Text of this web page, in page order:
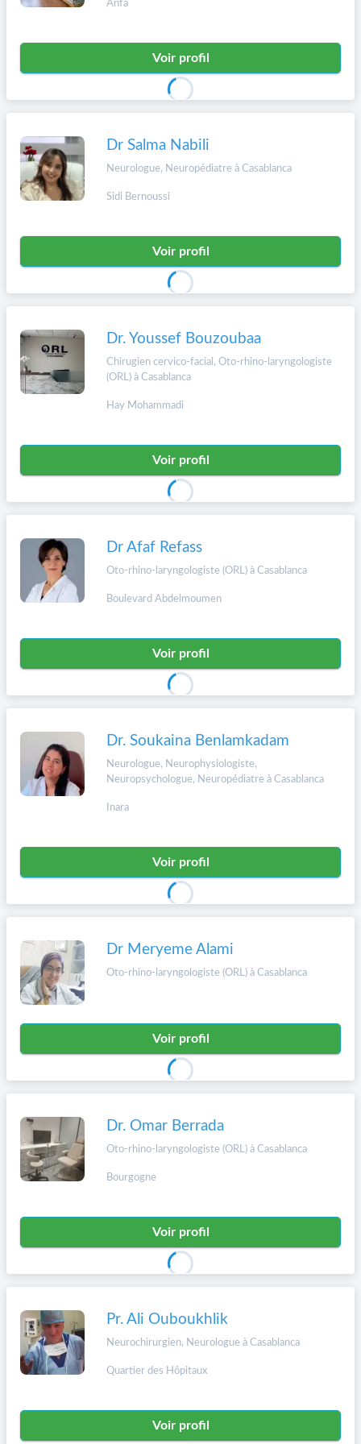
Anfa
Voir profil
Dr Salma Nabili
Neurologue, Neuropédiatre à Casablanca
Sidi Bernoussi
Voir profil
Dr. Youssef Bouzoubaa
Chirugien cervico-facial, Oto-rhino-laryngologiste
(ORL) à Casablanca
Hay Mohammadi
Voir profil
Dr Afaf Refass
Oto-rhino-laryngologiste (ORL) à Casablanca
Boulevard Abdelmoumen
Voir profil
Dr. Soukaina Benlamkadam
Neurologue, Neurophysiologiste,
Neuropsychologue, Neuropédiatre à Casablanca
Inara
Voir profil
Dr Meryeme Alami
Oto-rhino-laryngologiste (ORL) à Casablanca
Voir profil
Dr. Omar Berrada
Oto-rhino-laryngologiste (ORL) à Casablanca
Bourgogne
Voir profil
Pr. Ali Ouboukhlik
Neurochirurgien, Neurologue à Casablanca
Quartier des Hôpitaux
Voir profil